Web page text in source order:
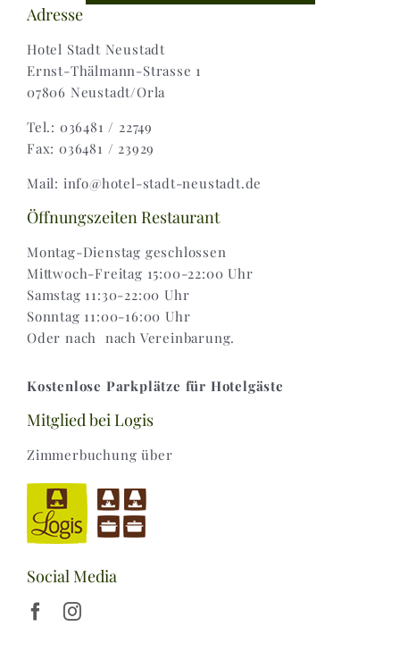
Zahlungsweisen |
Widerruf |
Versand & Lieferung
Adresse
Hotel Stadt Neustadt
Ernst-Thälmann-Strasse 1
07806 Neustadt/Orla
Tel.: 036481 / 22749
Fax: 036481 / 23929
Mail: info@hotel-stadt-neustadt.de
Öffnungszeiten Restaurant
Montag-Dienstag geschlossen
Mittwoch-Freitag 15:00-22:00 Uhr
Samstag 11:30-22:00 Uhr
Sonntag 11:00-16:00 Uhr
Oder nach nach Vereinbarung.
Kostenlose Parkplätze für Hotelgäste
Mitglied bei Logis
Zimmerbuchung über
Social Media